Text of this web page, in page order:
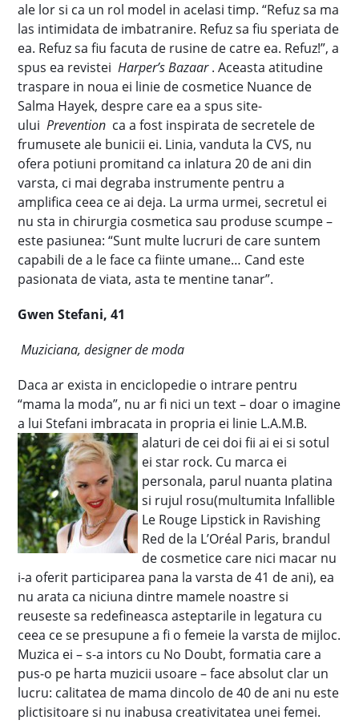
ale lor si ca un rol model in acelasi timp. “Refuz sa ma
las intimidata de imbatranire. Refuz sa fiu speriata de
ea. Refuz sa fiu facuta de rusine de catre ea. Refuz!”, a
spus ea revistei Harper’s Bazaar . Aceasta atitudine
traspare in noua ei linie de cosmetice Nuance de
Salma Hayek, despre care ea a spus site-
ului Prevention ca a fost inspirata de secretele de
frumusete ale bunicii ei. Linia, vanduta la CVS, nu
ofera potiuni promitand ca inlatura 20 de ani din
varsta, ci mai degraba instrumente pentru a
amplifica ceea ce ai deja. La urma urmei, secretul ei
nu sta in chirurgia cosmetica sau produse scumpe –
este pasiunea: “Sunt multe lucruri de care suntem
capabili de a le face ca fiinte umane… Cand este
pasionata de viata, asta te mentine tanar”.
Gwen Stefani, 41
Muziciana, designer de moda
Daca ar exista in enciclopedie o intrare pentru
“mama la moda”, nu ar fi nici un text – doar o imagine
a lui Stefani imbracata in propria ei linie L.A.M.B.
alaturi de cei doi fii ai ei si sotul
ei star rock. Cu marca ei
personala, parul nuanta platina
si rujul rosu(multumita Infallible
Le Rouge Lipstick in Ravishing
Red de la L’Oréal Paris, brandul
de cosmetice care nici macar nu
i-a oferit participarea pana la varsta de 41 de ani), ea
nu arata ca niciuna dintre mamele noastre si
reuseste sa redefineasca asteptarile in legatura cu
ceea ce se presupune a fi o femeie la varsta de mijloc.
Muzica ei – s-a intors cu No Doubt, formatia care a
pus-o pe harta muzicii usoare – face absolut clar un
lucru: calitatea de mama dincolo de 40 de ani nu este
plictisitoare si nu inabusa creativitatea unei femei.